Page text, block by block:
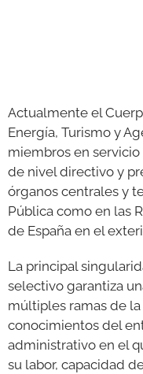
Actualmente el
Energía, Turismo y
miembros en
de nivel directivo y
órganos centrales y
Pública como en las
de España en el
La principal
selectivo garantiza
múltiples ramas de
conocimientos del
administrativo en el
su labor, capacidad